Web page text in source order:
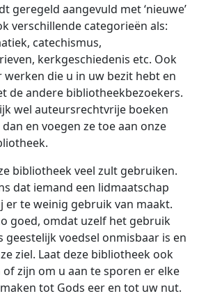
geregeld aangevuld met ‘nieuwe’
verschillende categorieën als:
catechismus,
kerkgeschiedenis etc. Ook
die u in uw bezit hebt en
de andere bibliotheekbezoekers.
wel auteursrechtvrije boeken
en voegen ze toe aan onze
bibliotheek veel zult gebruiken.
dat iemand een lidmaatschap
er te weinig gebruik van maakt.
goed, omdat uzelf het gebruik
geestelijk voedsel onmisbaar is en
ziel. Laat deze bibliotheek ook
zijn om u aan te sporen er elke
tot Gods eer en tot uw nut.